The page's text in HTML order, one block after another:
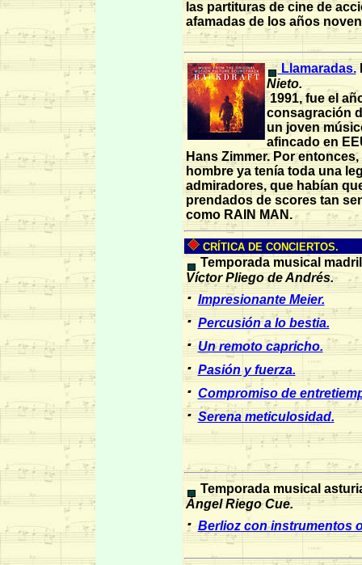
las partituras de cine de
afamadas de los años
Llamaradas.
Nieto.
1991, fue el
consagración
un joven
afincado en
Hans Zimmer. Por entonces,
hombre ya tenía toda una
admiradores, que habían
prendados de scores tan
como RAIN MAN.
CRÍTICA DE CONCIERTOS.
Temporada musical
Víctor Pliego de Andrés.
· Impresionante Meier.
· Percusión a lo bestia.
·Un remoto capricho.
· Pasión y fuerza.
· Compromiso de
·Serena meticulosidad.
Temporada musical
Ángel Riego Cue.
· Berlioz con instrumentos